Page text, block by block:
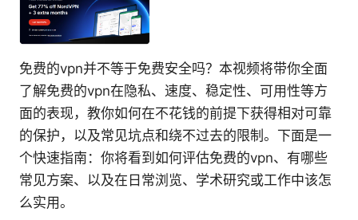
免费的vpn并不等于免费安全吗？本视频将带你全面
了解免费的vpn在隐私、速度、稳定性、可用性等方
面的表现，教你如何在不花钱的前提下获得相对可靠
的保护，以及常见坑点和绕不过去的限制。下面是一
个快速指南：你将看到如何评估免费的vpn、有哪些
常见方案、以及在日常浏览、学术研究或工作中该怎
么实用。